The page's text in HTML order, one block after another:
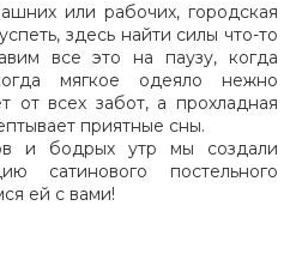
или рабочих, городская
здесь найти силы что-то
все это на паузу, когда
мягкое одеяло нежно
от всех забот, а прохладная
приятные сны.
и бодрых утр мы создали
сатинового постельного
ей с вами!